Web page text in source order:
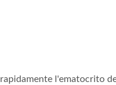
rapidamente l'ematocrito